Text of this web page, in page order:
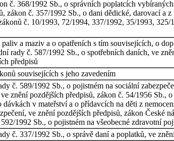
č. 368/1992 Sb., o správních poplatcích
zákon č. 357/1992 Sb., o dani dědické, darovací a
č. 10/1993, 72/1994, 337/1992, 35/1993,
a maziv a o opatřeních s tím souvisejících, o
rady č. 587/1992 Sb., o spotřebních daních, ve
předpisů
souvisejících s jeho zavedením
č. 589/1992 Sb., o pojistném na sociální
znění pozdějších předpisů, zákon č. 54/1956 Sb.,
v mateřství a o přídavcích na děti z
ve znění pozdějších předpisů, zákon České
1992 Sb., o pojistném na všeobecné zdravotní
č. 337/1992 Sb., o správě daní a poplatků, ve